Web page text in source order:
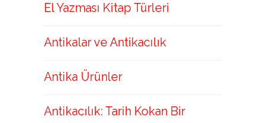
El Yazması Kitap Türleri
Antikalar ve Antikacılık
Antika Ürünler
Antikacılık: Tarih Kokan Bir